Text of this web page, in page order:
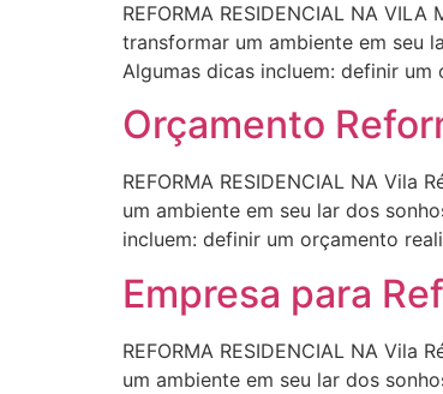
REFORMA RESIDENCIAL NA
transformar um ambiente em seu
Algumas dicas incluem: definir
Orçamento
REFORMA RESIDENCIAL NA
um ambiente em seu lar dos
incluem: definir um orçamento
Empresa para
REFORMA RESIDENCIAL NA
um ambiente em seu lar dos